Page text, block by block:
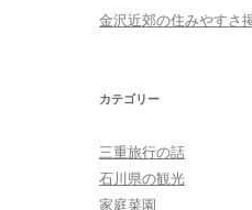
金沢近郊の住みやすさ
カテゴリー
三重旅行の話
石川県の観光
家庭菜園